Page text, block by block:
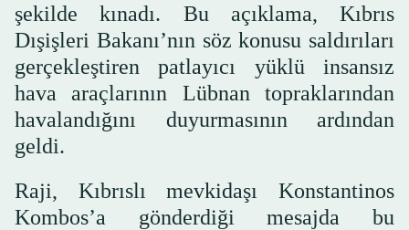
şekilde kınadı. Bu açıklama, Kıbrıs
Dışişleri Bakanı’nın söz konusu saldırıları
gerçekleştiren patlayıcı yüklü insansız
hava araçlarının Lübnan topraklarından
havalandığını duyurmasının ardından
geldi.
Raji, Kıbrıslı mevkidaşı Konstantinos
Kombos’a gönderdiği mesajda bu